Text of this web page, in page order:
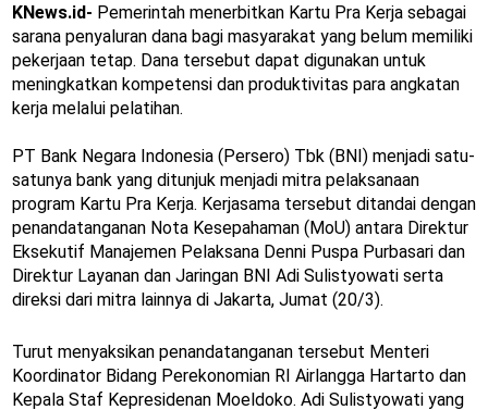
KNews.id- Pemerintah menerbitkan Kartu Pra Kerja sebagai
sarana penyaluran dana bagi masyarakat yang belum memiliki
pekerjaan tetap. Dana tersebut dapat digunakan untuk
meningkatkan kompetensi dan produktivitas para angkatan
kerja melalui pelatihan.
PT Bank Negara Indonesia (Persero) Tbk (BNI) menjadi satu-
satunya bank yang ditunjuk menjadi mitra pelaksanaan
program Kartu Pra Kerja. Kerjasama tersebut ditandai dengan
penandatanganan Nota Kesepahaman (MoU) antara Direktur
Eksekutif Manajemen Pelaksana Denni Puspa Purbasari dan
Direktur Layanan dan Jaringan BNI Adi Sulistyowati serta
direksi dari mitra lainnya di Jakarta, Jumat (20/3).
Turut menyaksikan penandatanganan tersebut Menteri
Koordinator Bidang Perekonomian RI Airlangga Hartarto dan
Kepala Staf Kepresidenan Moeldoko. Adi Sulistyowati yang